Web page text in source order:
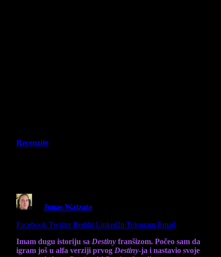
Recenzije
Jonas Watzata
Facebook Twitter Reddit LinkedIn Telegram Email
Imam dugu istoriju sa Destiny franšizom. Počeo sam da
igram još u alfa verziji prvog Destiny-ja i nastavio svoje